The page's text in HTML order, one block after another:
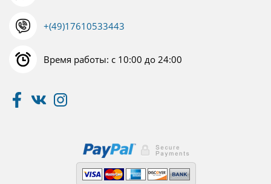
+(49)17610533443
Время работы: с 10:00 до 24:00